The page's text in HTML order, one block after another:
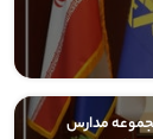
مدارس